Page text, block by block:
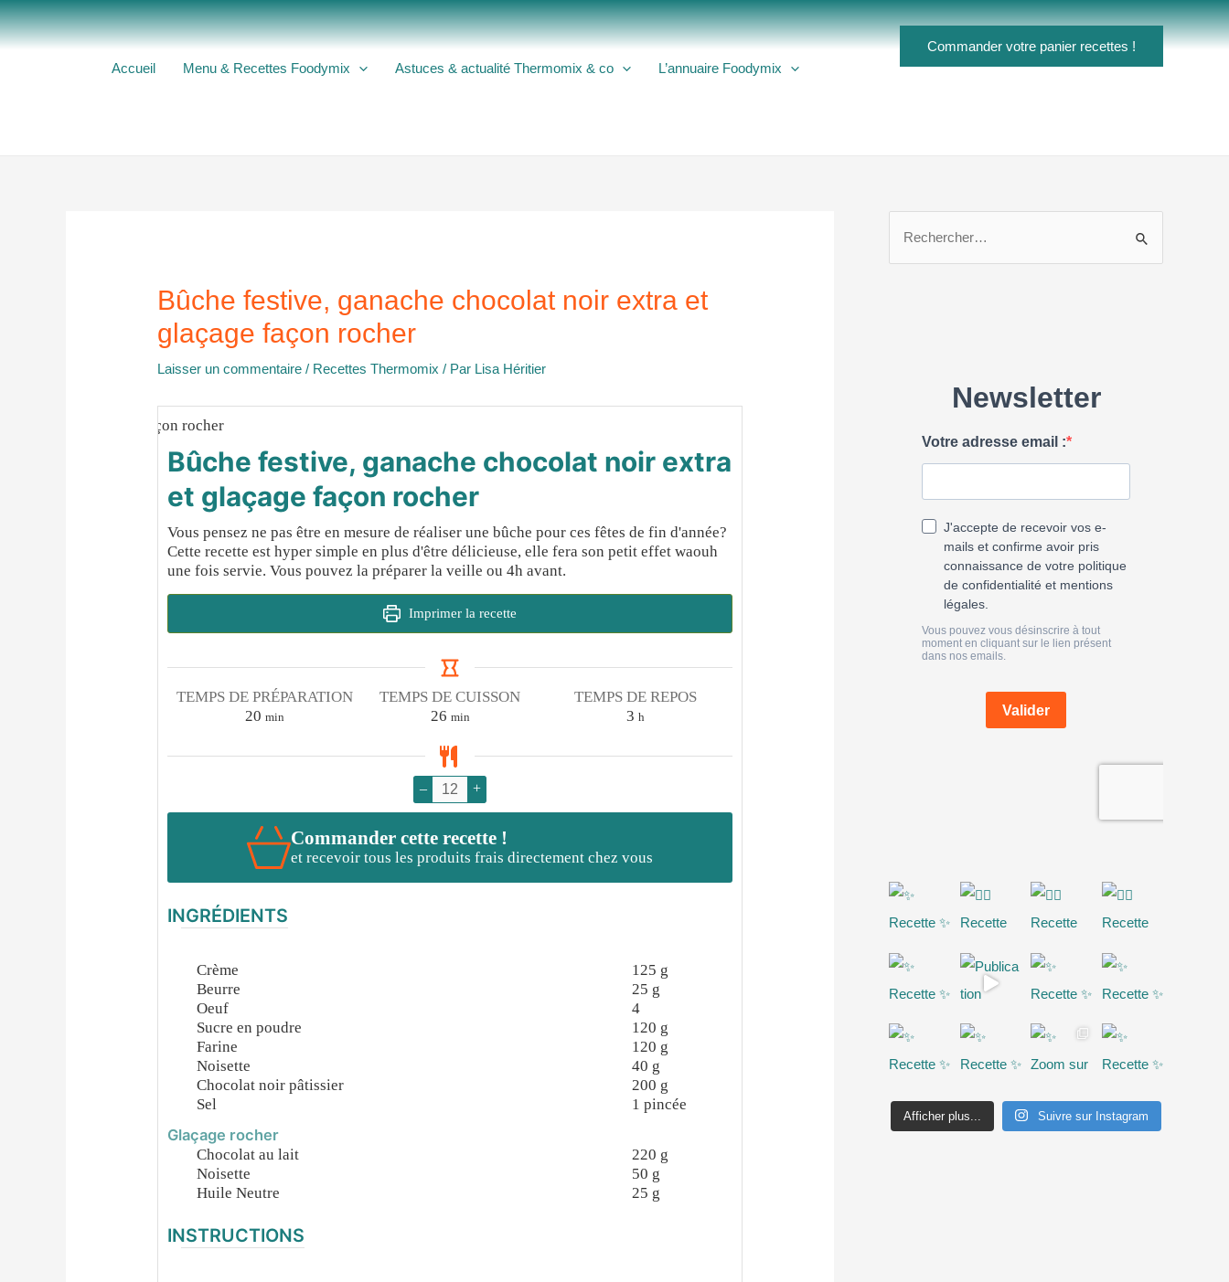
Aller
au
Accueil
Menu & Recettes Foodymix Astuces & actualité Thermomix & co L’annuaire Foodymix
Commander votre panier recettes !
Bûche festive, ganache chocolat noir extra et
glaçage façon rocher
Laisser un commentaire / Recettes Thermomix / Par Lisa Héritier
Bûche festive, ganache chocolat noir extra
et glaçage façon rocher
Vous pensez ne pas être en mesure de réaliser une bûche pour ces fêtes de fin d'année?
Cette recette est hyper simple en plus d'être délicieuse, elle fera son petit effet waouh
une fois servie. Vous pouvez la préparer la veille ou 4h avant.
Imprimer la recette
TEMPS DE PRÉPARATION
20minutes
min
TEMPS DE CUISSON
26minutes
min
TEMPS DE REPOS
3heures
h
– +
Commander cette recette !
et recevoir tous les produits frais directement chez vous
INGRÉDIENTS
Crème 125 g
Beurre
25 g
Oeuf
4
Sucre en poudre
120 g
Farine
120 g
Noisette
40 g
Chocolat noir pâtissier
200 g
Sel
1 pincée
Glaçage rocher
Chocolat au lait 220 g
Noisette
50 g
Huile Neutre
25 g
INSTRUCTIONS
Afficher plus... Suivre sur Instagram